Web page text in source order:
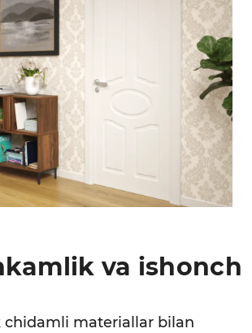
va ishonch
chidamli materiallar bilan